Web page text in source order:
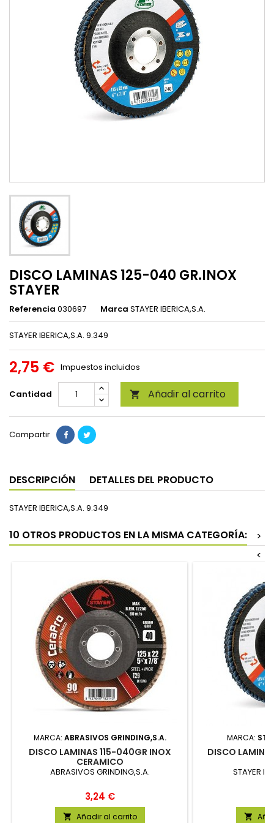
DISCO LAMINAS 125-040 GR.INOX
STAYER
Referencia 030697 Marca STAYER IBERICA,S.A.
STAYER IBERICA,S.A. 9.349
2,75 € Impuestos incluidos
Cantidad  Añadir al carrito
Compartir
DESCRIPCIÓN DETALLES DEL PRODUCTO
STAYER IBERICA,S.A. 9.349
10 OTROS PRODUCTOS EN LA MISMA CATEGORÍA:
>
<
MARCA: ABRASIVOS GRINDING,S.A.
DISCO LAMINAS 115-040GR INOX
CERAMICO
ABRASIVOS GRINDING,S.A.
Precio
3,24 €
 Añadir al carrito
MARCA:
DISCO
STAYER
